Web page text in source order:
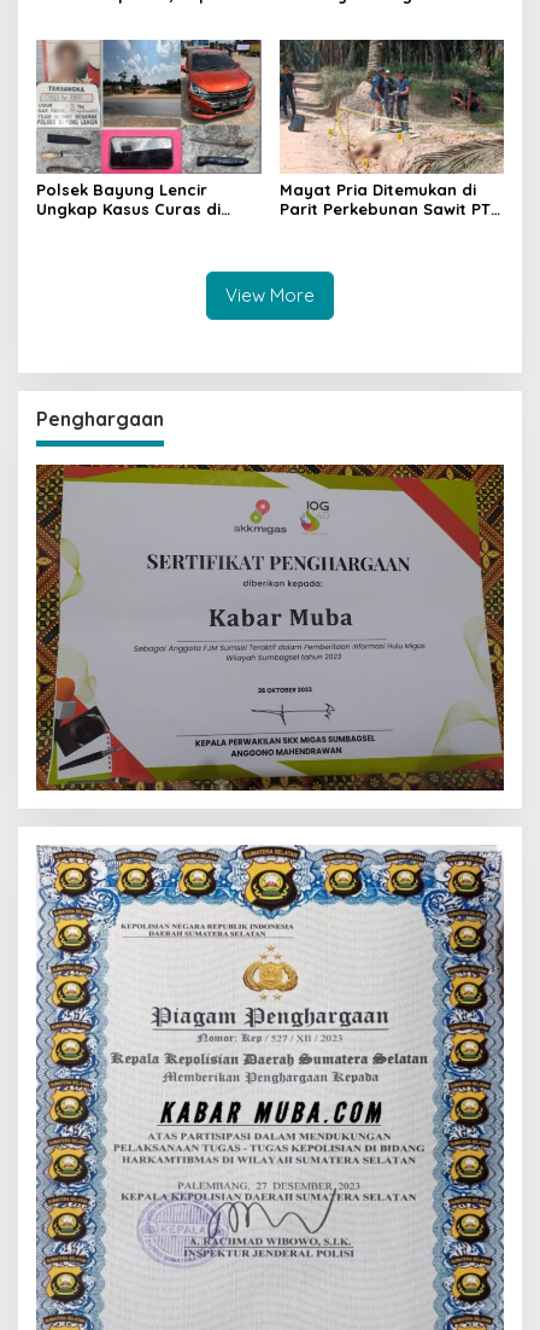
Pencegahan Terus
Dilakukan
Polsek Bayung Lencir
Ungkap Kasus Curas di
Mayat Pria Ditemukan di
Parit Perkebunan Sawit PT
View More
Penghargaan